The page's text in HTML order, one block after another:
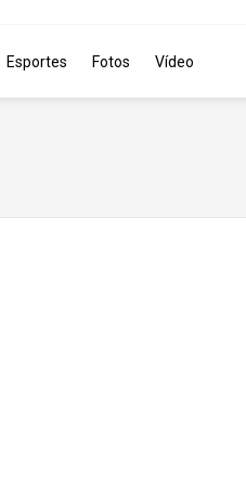
Esportes Fotos Vídeo